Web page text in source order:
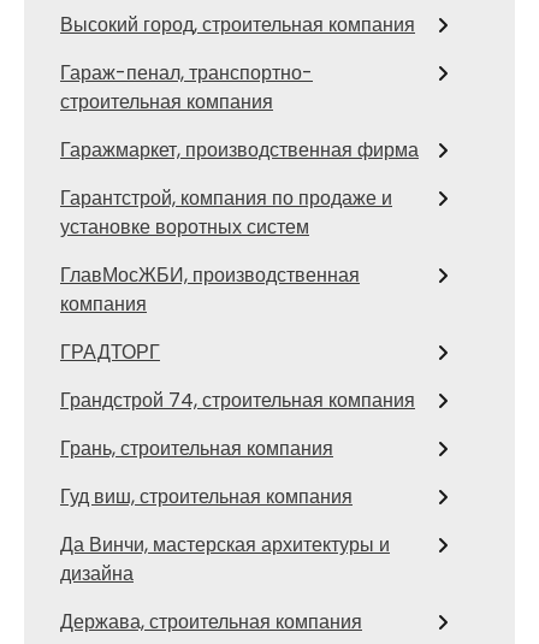
Высокий город, строительная компания
Гараж-пенал, транспортно-
строительная компания
Гаражмаркет, производственная фирма
Гарантстрой, компания по продаже и
установке воротных систем
ГлавМосЖБИ, производственная
компания
ГРАДТОРГ
Грандстрой 74, строительная компания
Грань, строительная компания
Гуд виш, строительная компания
Да Винчи, мастерская архитектуры и
дизайна
Держава, строительная компания